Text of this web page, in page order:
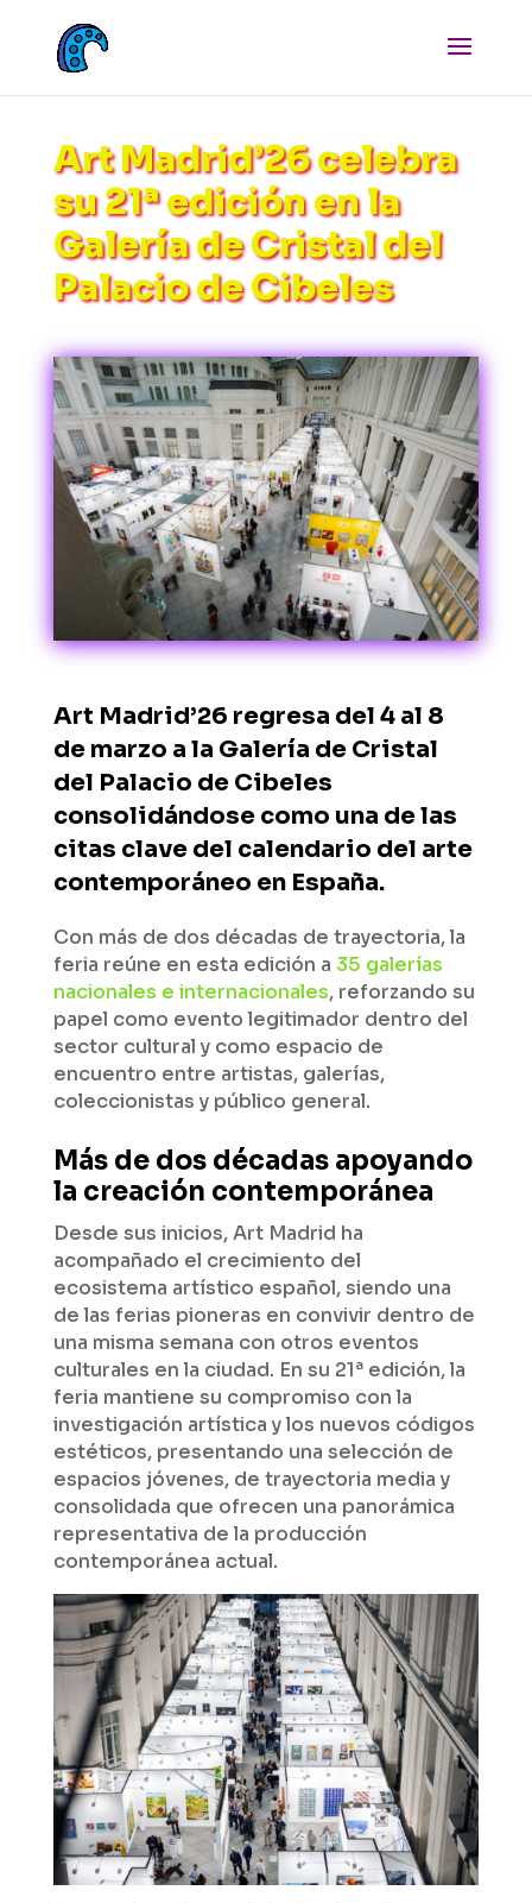
Art Madrid’26 celebra
su 21ª edición en la
Galería de Cristal del
Palacio de Cibeles
Art Madrid’26 regresa del 4 al 8
de marzo a la Galería de Cristal
del Palacio de Cibeles
consolidándose como una de las
citas clave del calendario del arte
contemporáneo en España.
Con más de dos décadas de trayectoria, la
feria reúne en esta edición a 35 galerías
nacionales e internacionales, reforzando su
papel como evento legitimador dentro del
sector cultural y como espacio de
encuentro entre artistas, galerías,
coleccionistas y público general.
Más de dos décadas apoyando
la creación contemporánea
Desde sus inicios, Art Madrid ha
acompañado el crecimiento del
ecosistema artístico español, siendo una
de las ferias pioneras en convivir dentro de
una misma semana con otros eventos
culturales en la ciudad. En su 21ª edición, la
feria mantiene su compromiso con la
investigación artística y los nuevos códigos
estéticos, presentando una selección de
espacios jóvenes, de trayectoria media y
consolidada que ofrecen una panorámica
representativa de la producción
contemporánea actual.